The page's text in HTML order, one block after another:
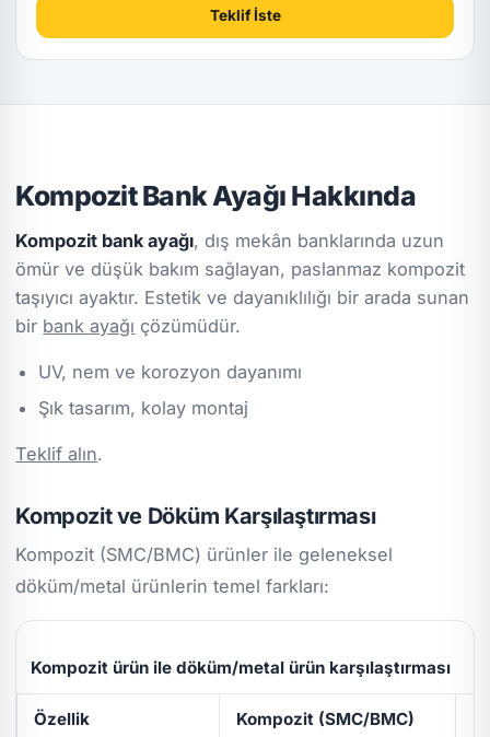
Teklif İste
Kompozit Bank Ayağı Hakkında
Kompozit bank ayağı, dış mekân banklarında uzun
ömür ve düşük bakım sağlayan, paslanmaz kompozit
taşıyıcı ayaktır. Estetik ve dayanıklılığı bir arada sunan
bir bank ayağı çözümüdür.
UV, nem ve korozyon dayanımı
Şık tasarım, kolay montaj
Teklif alın.
Kompozit ve Döküm Karşılaştırması
Kompozit (SMC/BMC) ürünler ile geleneksel
döküm/metal ürünlerin temel farkları:
Kompozit ürün ile döküm/metal ürün karşılaştırması
Özellik Kompozit (SMC/BMC)